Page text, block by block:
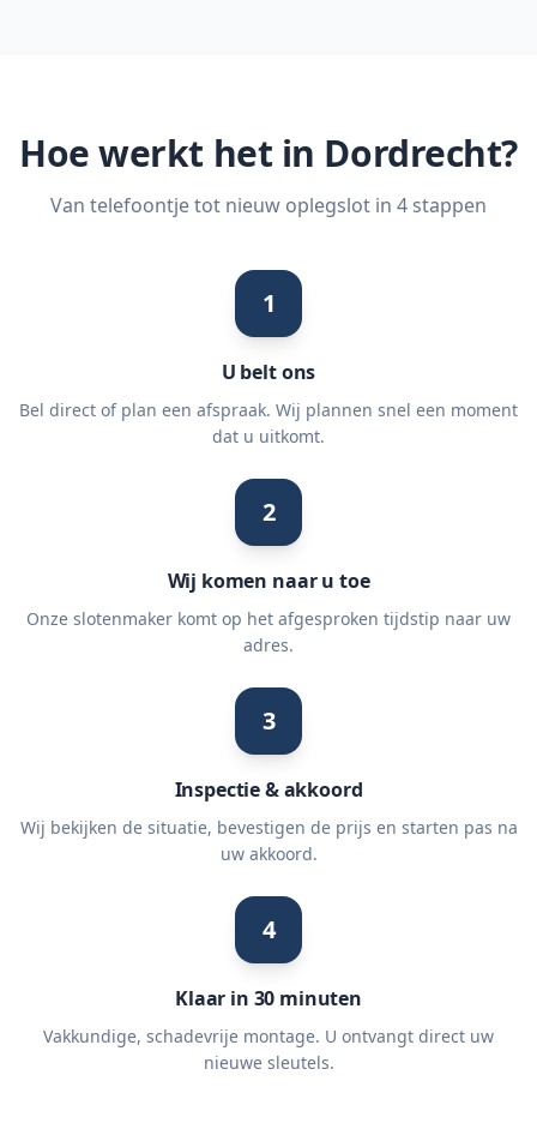
Hoe werkt het in Dordrecht?
Van telefoontje tot nieuw oplegslot in 4 stappen
1
U belt ons
Bel direct of plan een afspraak. Wij plannen snel een moment
dat u uitkomt.
2
Wij komen naar u toe
Onze slotenmaker komt op het afgesproken tijdstip naar uw
adres.
3
Inspectie & akkoord
Wij bekijken de situatie, bevestigen de prijs en starten pas na
uw akkoord.
4
Klaar in 30 minuten
Vakkundige, schadevrije montage. U ontvangt direct uw
nieuwe sleutels.